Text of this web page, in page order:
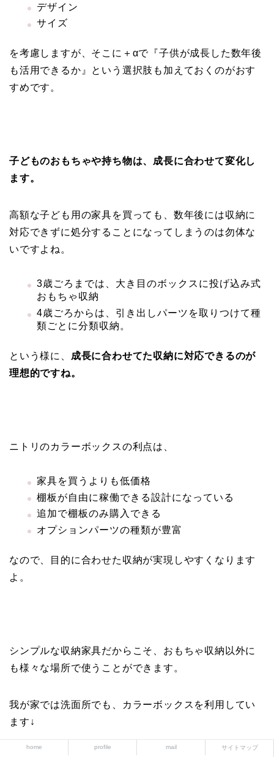
デザイン
サイズ
を考慮しますが、そこに＋αで 『子供が成長した数年後
も活用できるか』という選択肢も加えておくのがおす
すめです。
子どものおもちゃや持ち物は、成長に合わせて変化し
ます。
高額な子ども用の家具を買っても、数年後には収納に
対応できずに処分することになってしまうのは勿体な
いですよね。
3歳ごろまでは、大き目のボックスに投げ込み式
おもちゃ収納
4歳ごろからは、引き出しパーツを取りつけて種
類ごとに分類収納。
という様に、 成長に合わせてた収納に対応できるのが
理想的ですね。
ニトリのカラーボックスの利点は、
家具を買うよりも低価格
棚板が自由に稼働できる設計になっている
追加で棚板のみ購入できる
オプションパーツの種類が豊富
なので、目的に合わせた収納が実現しやすくなります
よ。
シンプルな収納家具だからこそ、おもちゃ収納以外に
も様々な場所で使うことができます。
我が家では洗面所でも、カラーボックスを利用してい
ます↓
home profile mail サイトマップ